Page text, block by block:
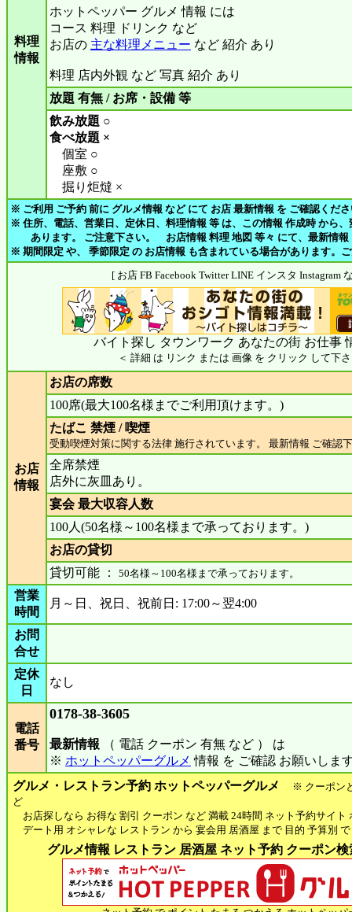
料理
情報
ホットペッパー グルメ 情報 には
コース 料理 ドリンク など
お店の 主な料理メニュー など 紹介 あり
料理 店内外観 など 写真 紹介 あり
放題 有無 / お席・設備 等
飲み放題 ○
食べ放題 ×
個室 ○
座敷 ○
掘り炬燵 ×
※ ご利用 ご予約 前に グルメ情報 など にて お店 最新情報 を ご確認くだ
※ 住所、電話、営業日、定休日、料理情報 等 は、この情報 作成時 から
あります。 ご注意下さい。 お店情報 料理 地図 等々 にて、最新情報
※ 期間限定 や、 季節限定 の お店情報 も含まれている場合があります。
[ お店 FB Facebook Twitter LINE インスタ Instagram
バイト探し タウンワーク あなたの街 お仕事
＜ 詳細 は リンク または 画像 を クリック して下
お店
情報
お店の席数
100席(最大100名様までご利用頂けます。)
たばこ 禁煙 / 喫煙
受動喫煙対策に関する法律 施行されています。 最新情報 ご確認
全席禁煙
店外に灰皿あり。
宴会 最大収容人数
100人(50名様～100名様まで承っております。)
お店の貸切
貸切可能 ： 50名様～100名様まで承っております。
営業
時間
月～日、祝日、祝前日: 17:00～翌4:00
お問
合せ
定休
日
なし
電話
番号
0178-38-3605
最新情報 （ 電話 クーポン 有無 など ） は
※ ホットペッパーグルメ 情報 を ご確認 お願いしま
グルメ・レストラン予約 ホットペッパーグルメ
※ クーポン
ど
お店探しなら お得な 割引 クーポン など 満載 24時間 ネット予約サイト
デート用 オシャレな レストラン から 宴会用 居酒屋 まで 目的 予算別
グルメ情報 レストラン 居酒屋 ネット予約 クーポン